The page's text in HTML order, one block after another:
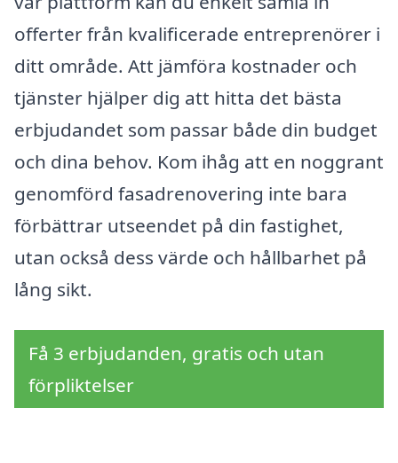
offerter från kvalificerade entreprenörer i
ditt område. Att jämföra kostnader och
tjänster hjälper dig att hitta det bästa
erbjudandet som passar både din budget
och dina behov. Kom ihåg att en noggrant
genomförd fasadrenovering inte bara
förbättrar utseendet på din fastighet,
utan också dess värde och hållbarhet på
lång sikt.
Få 3 erbjudanden, gratis och utan
förpliktelser